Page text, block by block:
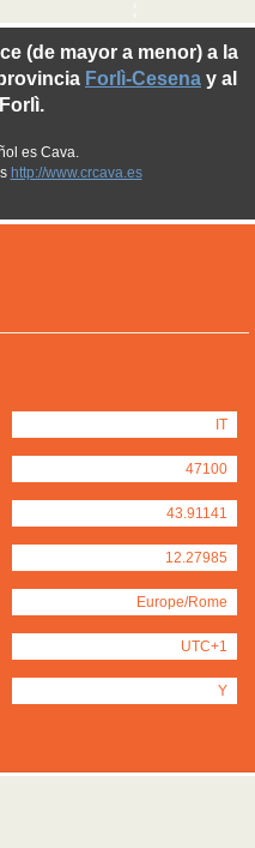
IT
47100
43.91141
12.27985
Europe/Rome
UTC+1
Y
(de mayor a menor) a la
Forlì-Cesena y al
es Cava.
http://www.crcava.es